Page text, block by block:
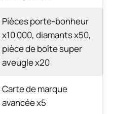
Pièces porte-bonheur
x10 000, diamants x50,
pièce de boîte super
aveugle x20
Carte de marque
avancée x5